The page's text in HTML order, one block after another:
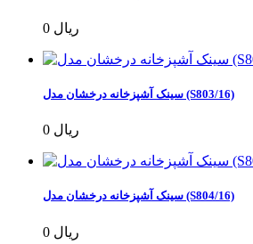
0 ریال
سینک آشپزخانه درخشان مدل (S803/16)
0 ریال
سینک آشپزخانه درخشان مدل (S804/16)
0 ریال